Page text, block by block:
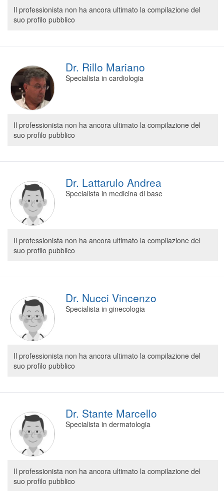
Segreteria virtuale
Il professionista non ha ancora ultimato la compilazione del
suo profilo pubblico
Dr. Rillo Mariano
Specialista in cardiologia
Il professionista non ha ancora ultimato la compilazione del
suo profilo pubblico
Dr. Lattarulo Andrea
Specialista in medicina di base
Il professionista non ha ancora ultimato la compilazione del
suo profilo pubblico
Dr. Nucci Vincenzo
Specialista in ginecologia
Il professionista non ha ancora ultimato la compilazione del
suo profilo pubblico
Dr. Stante Marcello
Specialista in dermatologia
Il professionista non ha ancora ultimato la compilazione del
suo profilo pubblico